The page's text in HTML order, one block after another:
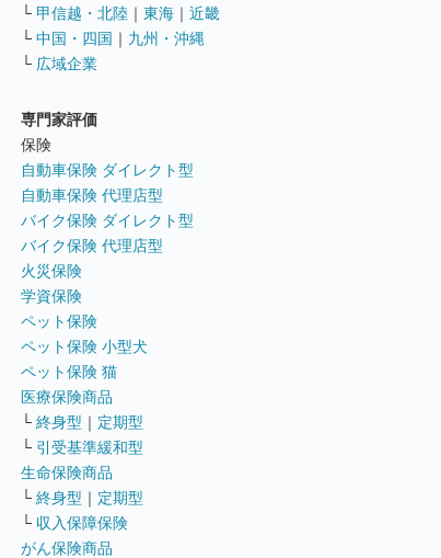
└ 甲信越・北陸 ｜ 東海 ｜ 近畿
└ 中国・四国 ｜ 九州・沖縄
└ 広域企業
専門家評価
保険
自動車保険 ダイレクト型
自動車保険 代理店型
バイク保険 ダイレクト型
バイク保険 代理店型
火災保険
学資保険
ペット保険
ペット保険 小型犬
ペット保険 猫
医療保険商品
└ 終身型 ｜ 定期型
└ 引受基準緩和型
生命保険商品
└ 終身型 ｜ 定期型
└ 収入保障保険
がん保険商品